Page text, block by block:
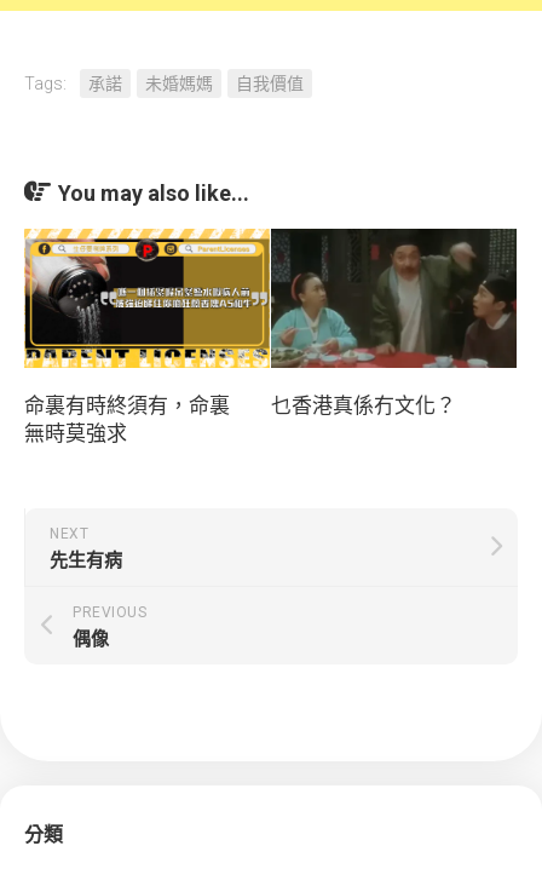
Tags: 承諾 未婚媽媽 自我價值
You may also like...
命裏有時終須有，命裏
無時莫強求
乜香港真係冇文化？
NEXT
先生有病
PREVIOUS
偶像
分類